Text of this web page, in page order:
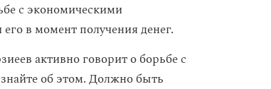
с экономическими
в момент получения денег.
активно говорит о борьбе с
об этом. Должно быть